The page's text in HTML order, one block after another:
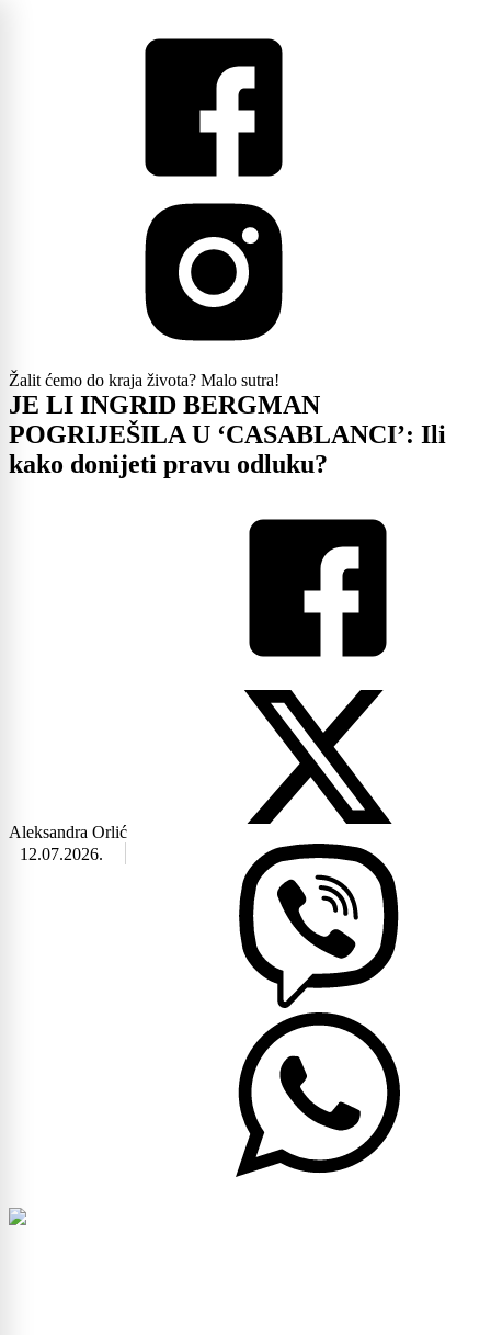
Žalit ćemo do kraja života? Malo sutra!
JE LI INGRID BERGMAN
POGRIJEŠILA U ‘CASABLANCI’: Ili
kako donijeti pravu odluku?
Aleksandra Orlić
12.07.2026.